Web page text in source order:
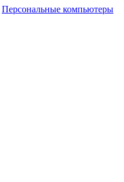
Персональные компьютеры